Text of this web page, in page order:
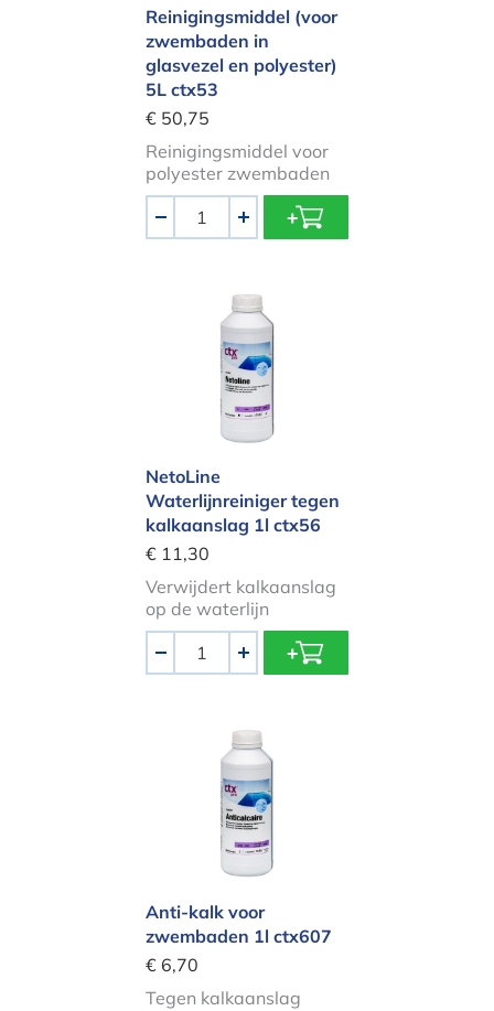
Reinigingsmiddel (voor
zwembaden in
glasvezel en polyester)
5L ctx53
€ 50,75
Reinigingsmiddel voor
polyester zwembaden
+
NetoLine Waterlijnreiniger tegen
NetoLine
Waterlijnreiniger tegen
kalkaanslag 1l ctx56
€ 11,30
Verwijdert kalkaanslag
op de waterlijn
+
Anti-kalk voor zwembaden 1l
Anti-kalk voor
zwembaden 1l ctx607
€ 6,70
Tegen kalkaanslag